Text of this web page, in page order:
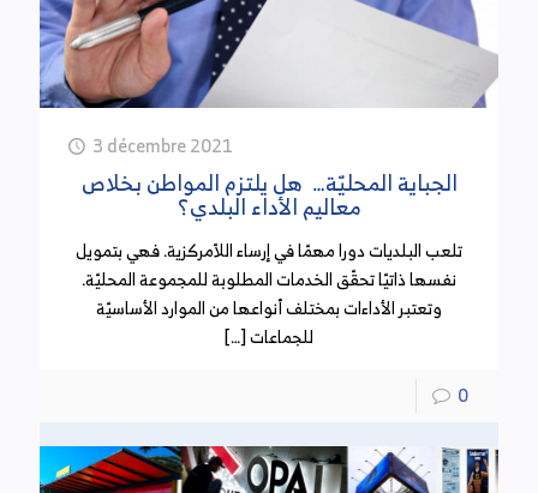
3 décembre 2021
الجباية المحليّة… هل يلتزم المواطن بخلاص
معاليم الأداء البلدي؟
تلعب البلديات دورا مهمّا في إرساء اللاّمركزية. فهي بتمويل
نفسها ذاتيّا تحقّق الخدمات المطلوبة للمجموعة المحليّة.
وتعتبر الأداءات بمختلف أنواعها من الموارد الأساسيّة
للجماعات […]
0